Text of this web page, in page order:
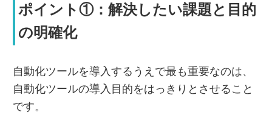
ポイント①：解決したい課題と目的
の明確化
自動化ツールを導入するうえで最も重要なのは、
自動化ツールの導入目的をはっきりとさせること
です。